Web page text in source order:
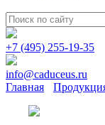
+7 (495) 255-19-35
info@caduceus.ru
Главная